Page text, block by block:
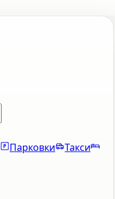
Парковки
Такси